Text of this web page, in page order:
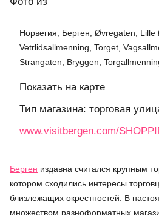
Норвегия, Берген, Øvregaten, Lille
Vetrlidsallmenning, Torget,
Strangaten, Bryggen,
Показать на карте
Тип магазина: торговая
www.visitbergen.com/
Берген издавна считался крупным
котором сходились интересы
близлежащих окрестностей. В
множеством разноформатных